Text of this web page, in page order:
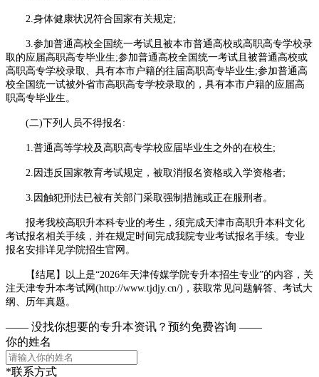
2.身体健康状况符合国家有关规定;
3.参加普通高校全国统一考试且被本市普通高校或高职高专学校录
取的应届高职高专毕业生;参加普通高校全国统一考试且被普通高校或
高职高专学校录取、具有本市户籍的往届高职高专毕业生;参加普通高
校全国统一试被外省市高职高专学校录取的，具有本市户籍的应届高
职高专毕业生。
(二)下列人员不得报名:
1.普通高等学校及高职高专学校应届毕业生之外的在校生;
2.因违反国家教育考试规定，被取消报名资格或入学资格者;
3.因触犯刑法已被有关部门采取强制措施或正在服刑者。
报考我校高职升本科专业的考生，须完成天津市高职升本科文化
考试报名相关手续，并在规定时间完成我院专业考试报名手续。专业
报名安排详见学院招生官网。
【结尾】以上是“2026年天津传媒学院专升本招生专业”的内容，关
注天津专升本考试网(http://www.tjdjy.cn/)，获取常见问题解答、考试大
纲、历年真题。
—— 没找你想要的专升本资讯？ 预约免费咨询 ——
你的姓名
*联系方式